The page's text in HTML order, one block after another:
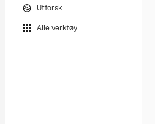
Utforsk
Alle verktøy